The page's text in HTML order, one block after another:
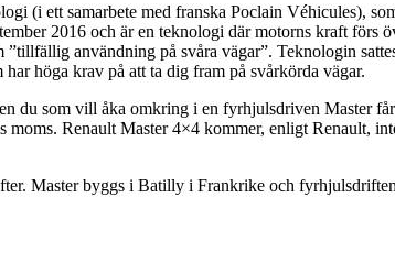
(i ett samarbete med franska Poclain Véhicules),
2016 och är en teknologi där motorns kraft förs
användning på svåra vägar”. Teknologin
höga krav på att ta dig fram på svårkörda vägar.
du som vill åka omkring i en fyrhjulsdriven Master
Renault Master 4×4 kommer, enligt Renault,
Master byggs i Batilly i Frankrike och